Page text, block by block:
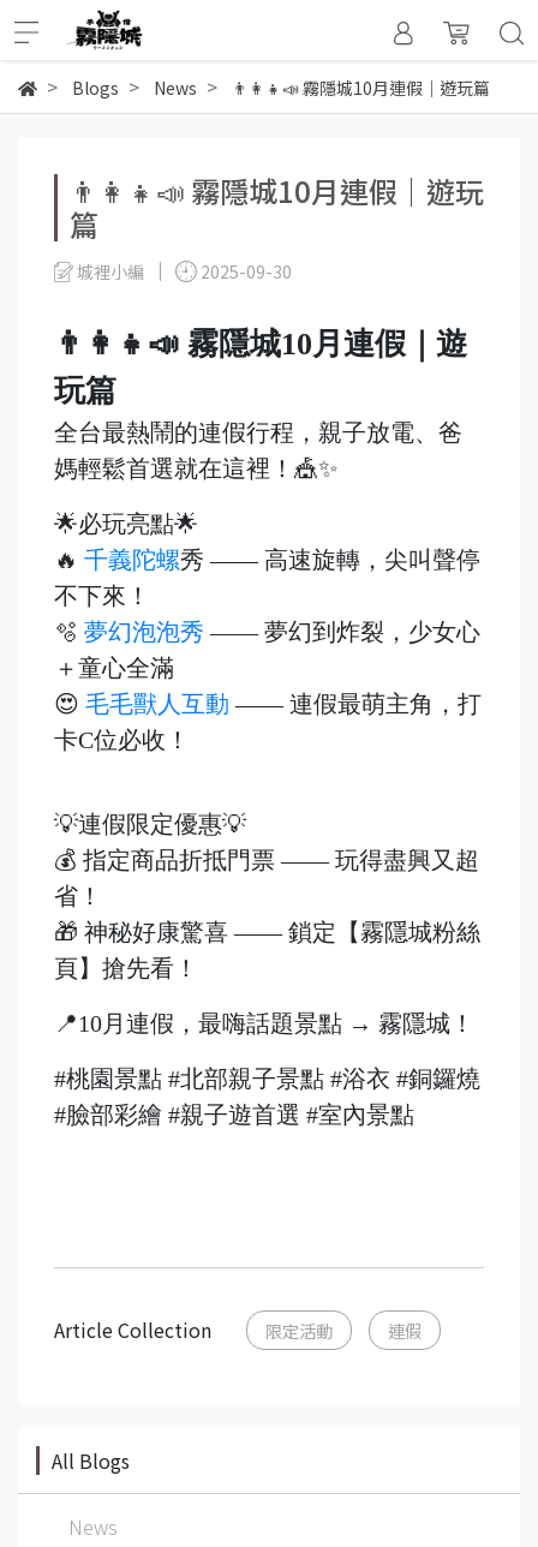
Blogs News 👨‍👩‍👧📣 霧隱城10月連假｜遊玩篇
👨‍👩‍👧📣 霧隱城10月連假｜遊玩
篇
城裡小編 2025-09-30
👨‍👩‍👧📣 霧隱城10月連假｜遊
玩篇
全台最熱鬧的連假行程，親子放電、爸
媽輕鬆首選就在這裡！🎪✨
🌟必玩亮點🌟
🔥 千義陀螺秀 —— 高速旋轉，尖叫聲停
不下來！
🫧 夢幻泡泡秀 —— 夢幻到炸裂，少女心
＋童心全滿
😍 毛毛獸人互動 —— 連假最萌主角，打
卡C位必收！
💡連假限定優惠💡
💰 指定商品折抵門票 —— 玩得盡興又超
省！
🎁 神秘好康驚喜 —— 鎖定【霧隱城粉絲
頁】搶先看！
📍10月連假，最嗨話題景點 → 霧隱城！
#桃園景點 #北部親子景點 #浴衣 #銅鑼燒
#臉部彩繪 #親子遊首選 #室內景點
Article Collection 限定活動 連假
All Blogs
News